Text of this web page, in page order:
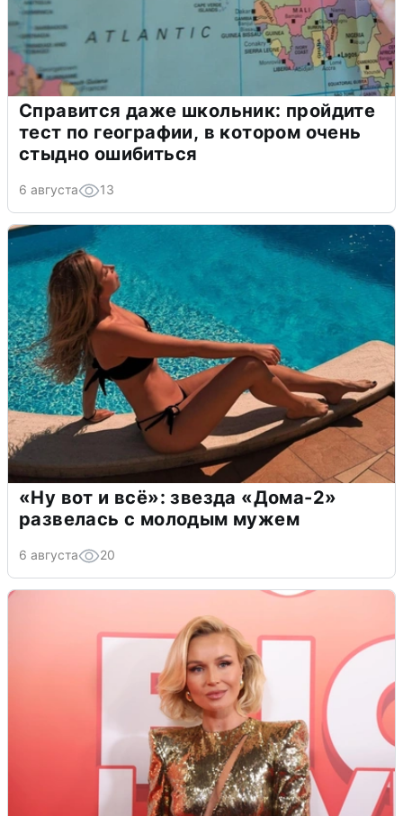
Справится даже школьник: пройдите
тест по географии, в котором очень
стыдно ошибиться
6 августа 13
«Ну вот и всё»: звезда «Дома-2»
развелась с молодым мужем
6 августа 20